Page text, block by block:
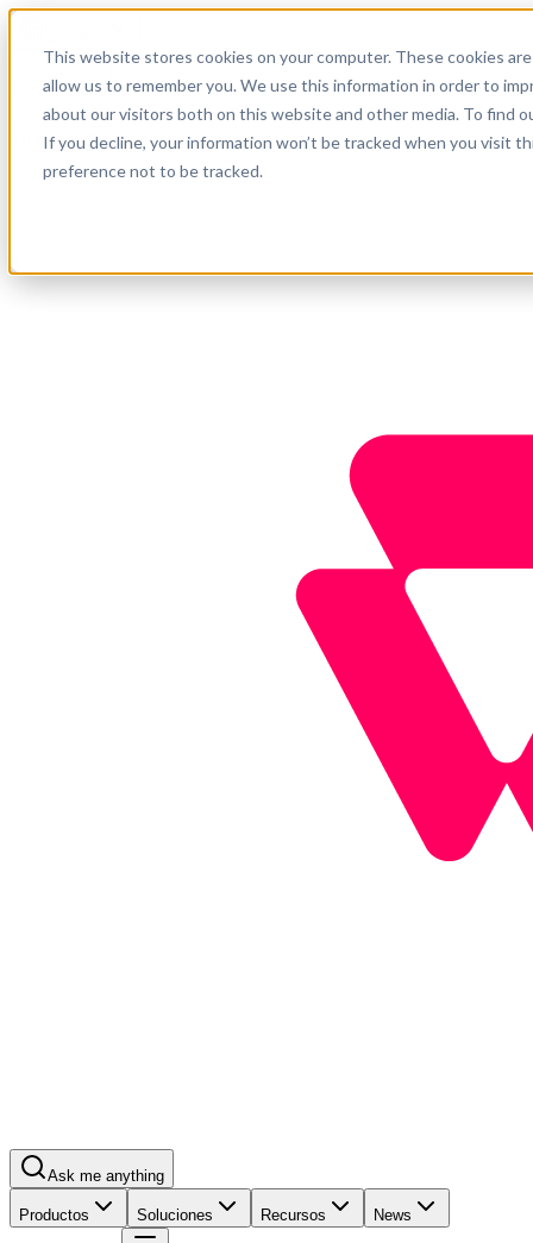
This website stores cookies on your computer. These cookies
allow us to remember you. We use this information in order to
about our visitors both on this website and other media. To find
If you decline, your information won’t be tracked when you visit
preference not to be tracked.
Soporte
Empresa
Empieza ahora
Ask me anything
Productos Soluciones Recursos News